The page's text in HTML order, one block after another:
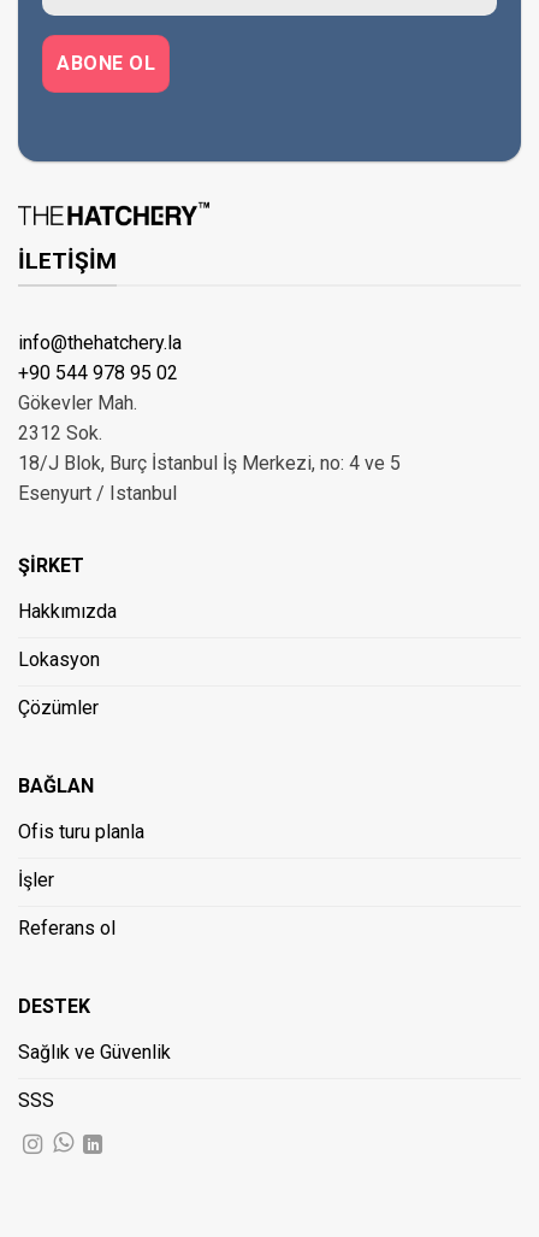
İLETİŞİM
info@thehatchery.la
+90 544 978 95 02
Gökevler Mah.
2312 Sok.
18/J Blok, Burç İstanbul İş Merkezi, no: 4 ve 5
Esenyurt / Istanbul
ŞİRKET
Hakkımızda
Lokasyon
Çözümler
BAĞLAN
Ofis turu planla
İşler
Referans ol
DESTEK
Sağlık ve Güvenlik
SSS